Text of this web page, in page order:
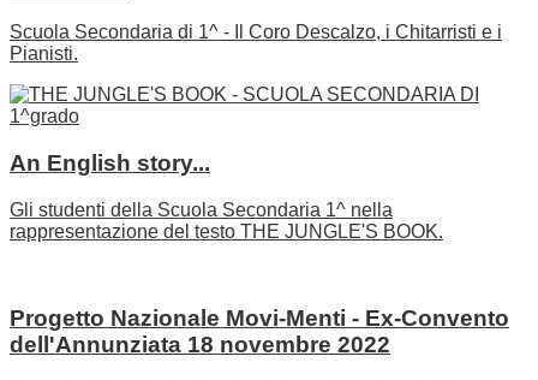
Scuola Secondaria di 1^ - Il Coro Descalzo, i Chitarristi e i
Pianisti.
An English story...
Gli studenti della Scuola Secondaria 1^ nella
rappresentazione del testo THE JUNGLE'S BOOK.
Progetto Nazionale Movi-Menti - Ex-Convento
dell'Annunziata 18 novembre 2022